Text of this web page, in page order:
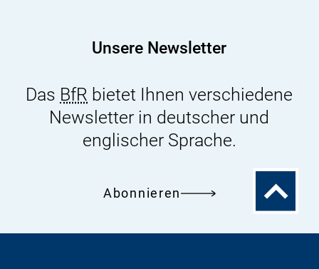
Unsere Newsletter
Das BfR bietet Ihnen verschiedene
Newsletter in deutscher und
englischer Sprache.
Abonnieren
Zum